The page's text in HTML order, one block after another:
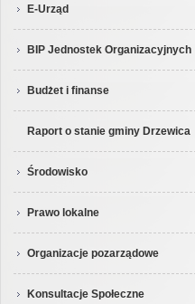
E-Urząd
BIP Jednostek Organizacyjnych
Budżet i finanse
Raport o stanie gminy Drzewica
Środowisko
Prawo lokalne
Organizacje pozarządowe
Konsultacje Społeczne